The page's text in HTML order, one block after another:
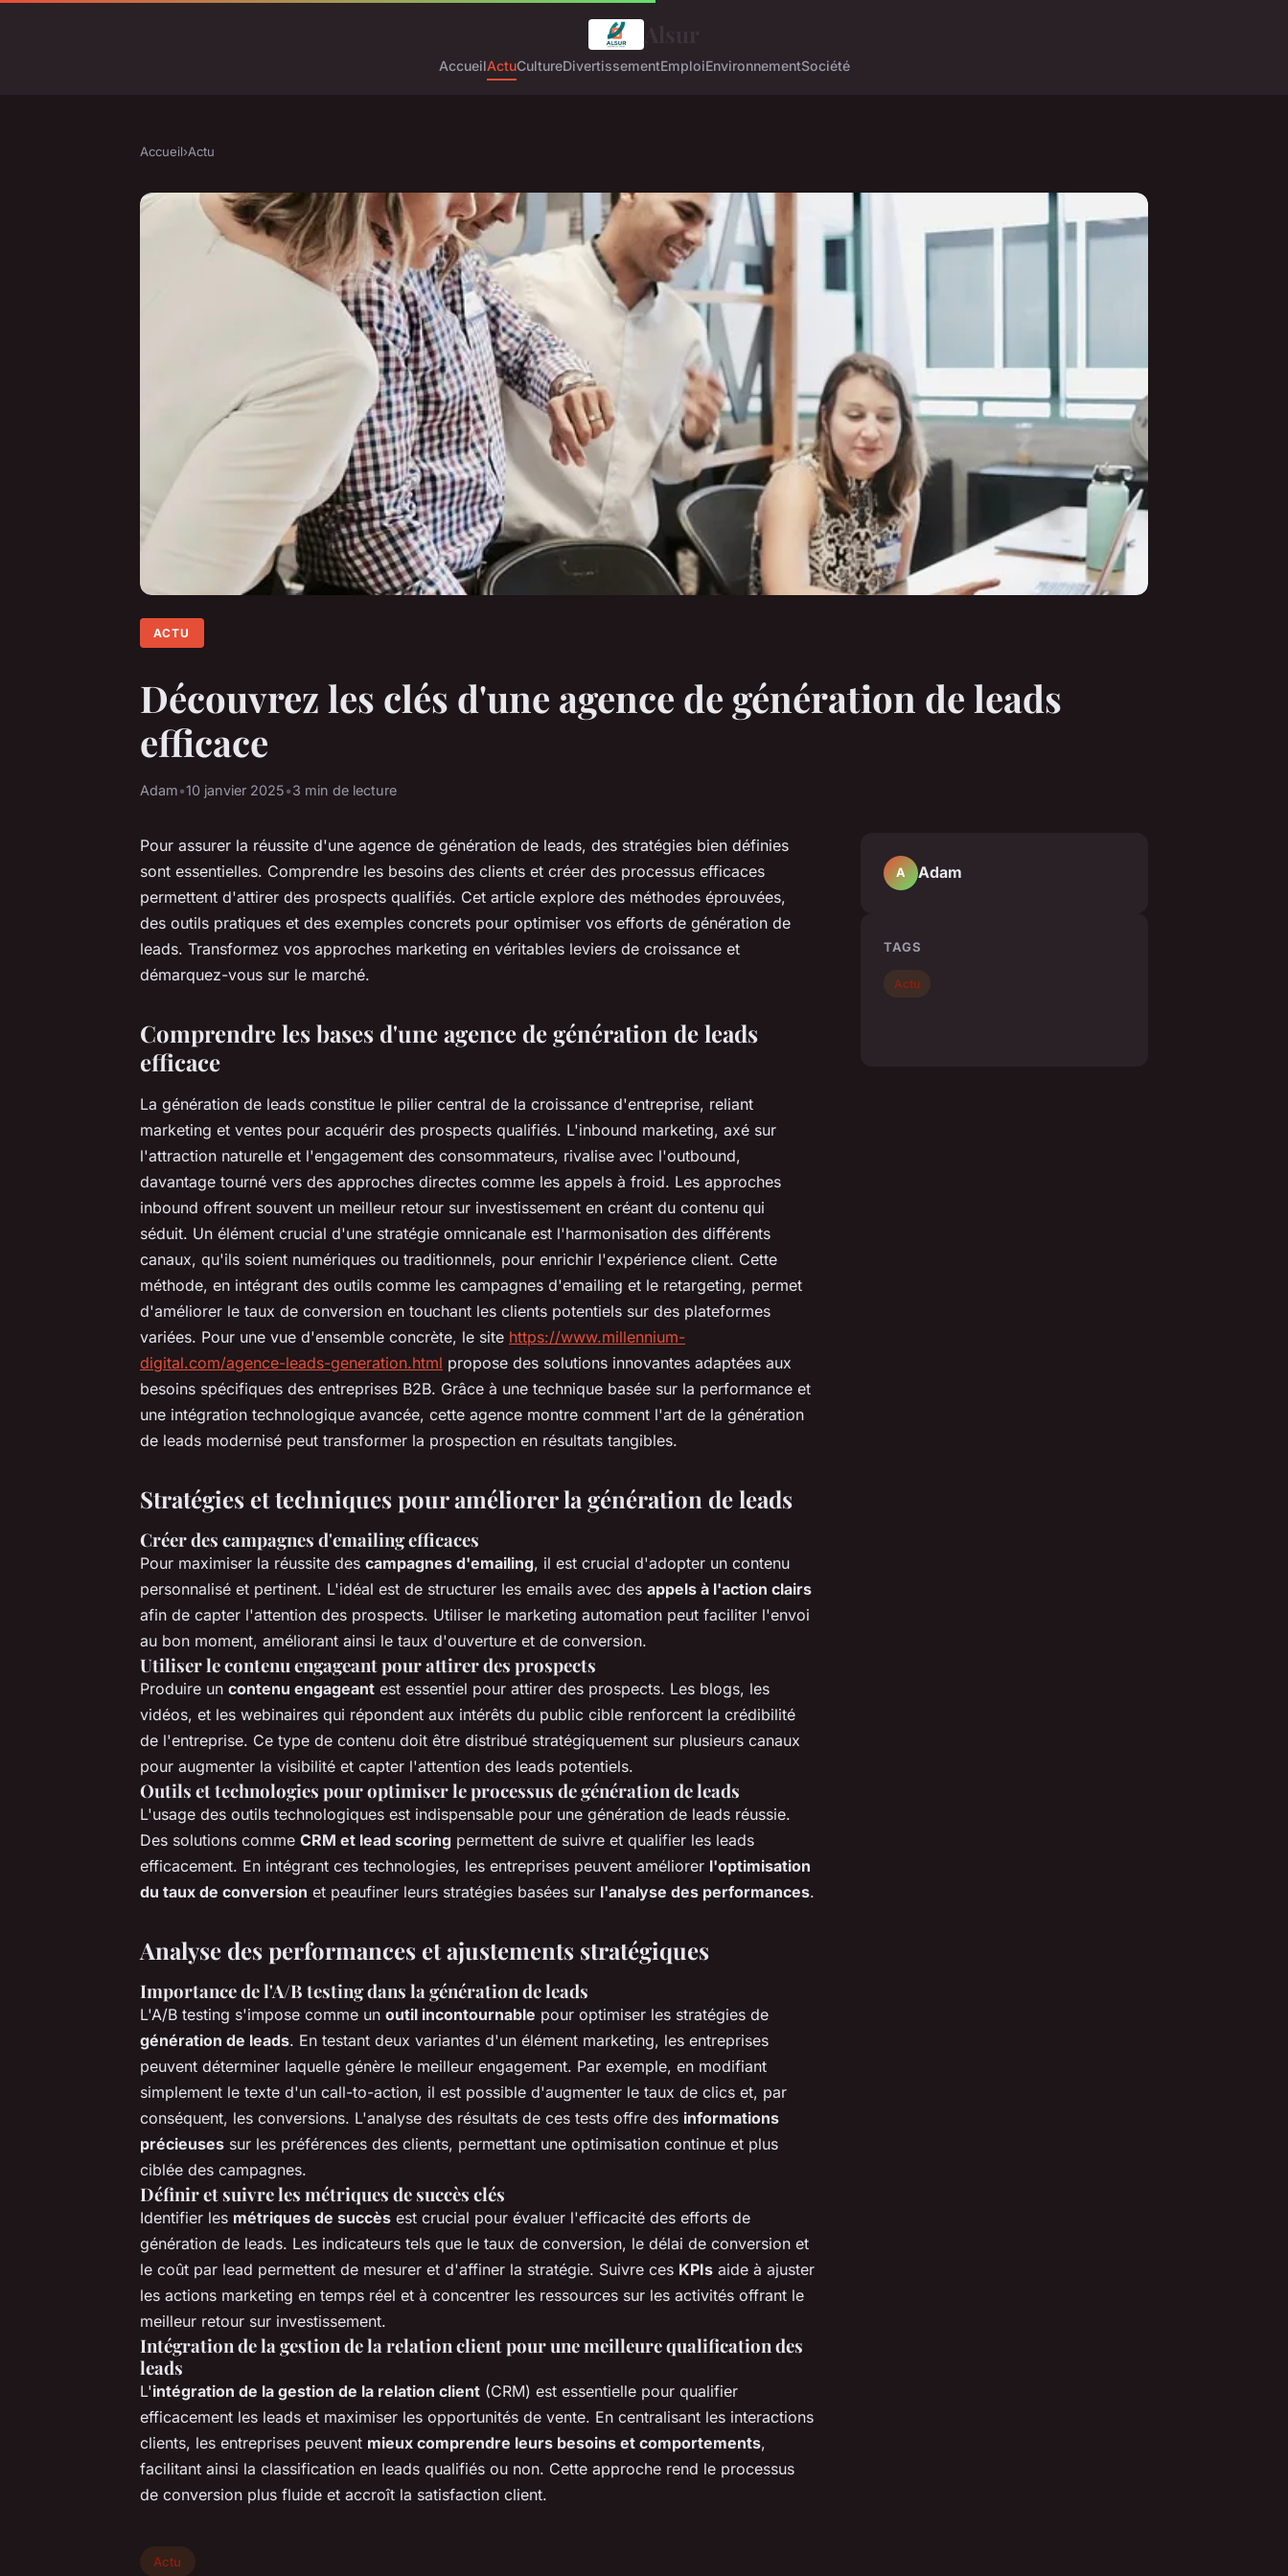
AccueilActuCultureDivertissementEmploiEnvironnementSociété
Accueil›Actu
ACTU
Découvrez les clés d'une agence de génération de leads
efficace
Adam•10 janvier 2025•3 min de lecture
Pour assurer la réussite d'une agence de génération de leads, des stratégies bien définies
sont essentielles. Comprendre les besoins des clients et créer des processus efficaces
permettent d'attirer des prospects qualifiés. Cet article explore des méthodes éprouvées,
des outils pratiques et des exemples concrets pour optimiser vos efforts de génération de
leads. Transformez vos approches marketing en véritables leviers de croissance et
démarquez-vous sur le marché.
Comprendre les bases d'une agence de génération de leads
efficace
La génération de leads constitue le pilier central de la croissance d'entreprise, reliant
marketing et ventes pour acquérir des prospects qualifiés. L'inbound marketing, axé sur
l'attraction naturelle et l'engagement des consommateurs, rivalise avec l'outbound,
davantage tourné vers des approches directes comme les appels à froid. Les approches
inbound offrent souvent un meilleur retour sur investissement en créant du contenu qui
séduit. Un élément crucial d'une stratégie omnicanale est l'harmonisation des différents
canaux, qu'ils soient numériques ou traditionnels, pour enrichir l'expérience client. Cette
méthode, en intégrant des outils comme les campagnes d'emailing et le retargeting, permet
d'améliorer le taux de conversion en touchant les clients potentiels sur des plateformes
variées. Pour une vue d'ensemble concrète, le site https://www.millennium-
digital.com/agence-leads-generation.html propose des solutions innovantes adaptées aux
besoins spécifiques des entreprises B2B. Grâce à une technique basée sur la performance et
une intégration technologique avancée, cette agence montre comment l'art de la génération
de leads modernisé peut transformer la prospection en résultats tangibles.
Stratégies et techniques pour améliorer la génération de leads
Créer des campagnes d'emailing efficaces
Pour maximiser la réussite des campagnes d'emailing, il est crucial d'adopter un contenu
personnalisé et pertinent. L'idéal est de structurer les emails avec des appels à l'action clairs
afin de capter l'attention des prospects. Utiliser le marketing automation peut faciliter l'envoi
au bon moment, améliorant ainsi le taux d'ouverture et de conversion.
Utiliser le contenu engageant pour attirer des prospects
Produire un contenu engageant est essentiel pour attirer des prospects. Les blogs, les
vidéos, et les webinaires qui répondent aux intérêts du public cible renforcent la crédibilité
de l'entreprise. Ce type de contenu doit être distribué stratégiquement sur plusieurs canaux
pour augmenter la visibilité et capter l'attention des leads potentiels.
Outils et technologies pour optimiser le processus de génération de leads
L'usage des outils technologiques est indispensable pour une génération de leads réussie.
Des solutions comme CRM et lead scoring permettent de suivre et qualifier les leads
efficacement. En intégrant ces technologies, les entreprises peuvent améliorer l'optimisation
du taux de conversion et peaufiner leurs stratégies basées sur l'analyse des performances.
Analyse des performances et ajustements stratégiques
Importance de l'A/B testing dans la génération de leads
L'A/B testing s'impose comme un outil incontournable pour optimiser les stratégies de
génération de leads. En testant deux variantes d'un élément marketing, les entreprises
peuvent déterminer laquelle génère le meilleur engagement. Par exemple, en modifiant
simplement le texte d'un call-to-action, il est possible d'augmenter le taux de clics et, par
conséquent, les conversions. L'analyse des résultats de ces tests offre des informations
précieuses sur les préférences des clients, permettant une optimisation continue et plus
ciblée des campagnes.
Définir et suivre les métriques de succès clés
Identifier les métriques de succès est crucial pour évaluer l'efficacité des efforts de
génération de leads. Les indicateurs tels que le taux de conversion, le délai de conversion et
le coût par lead permettent de mesurer et d'affiner la stratégie. Suivre ces KPIs aide à ajuster
les actions marketing en temps réel et à concentrer les ressources sur les activités offrant le
meilleur retour sur investissement.
Intégration de la gestion de la relation client pour une meilleure qualification des
leads
L'intégration de la gestion de la relation client (CRM) est essentielle pour qualifier
efficacement les leads et maximiser les opportunités de vente. En centralisant les interactions
clients, les entreprises peuvent mieux comprendre leurs besoins et comportements,
facilitant ainsi la classification en leads qualifiés ou non. Cette approche rend le processus
de conversion plus fluide et accroît la satisfaction client.
Actu
A Adam
TAGS
Actu